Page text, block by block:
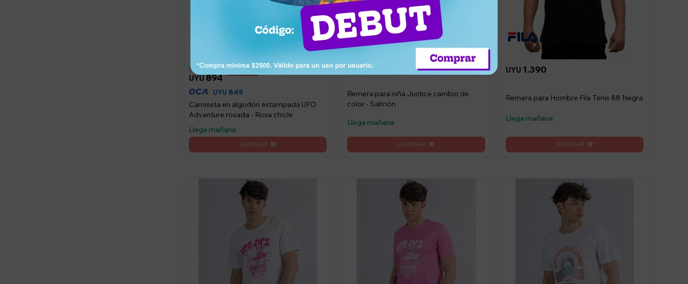
UYU894
UYU 2.235 60
UYU 849
Camiseta en algodón estampada UFO
Adventure rosada - Rosa chicle
Llega mañana
UYU990
Remera para niña Justice cambio de
color - Salmón
Llega mañana
UYU 1.390
Remera para Hombre Fila Tenis 88 Negra
Llega mañana